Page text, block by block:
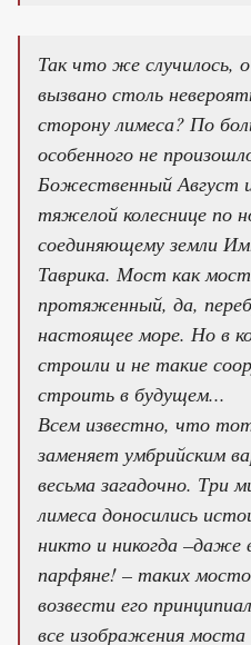
Так что же случилось,
вызвано столь
сторону лимеса? По
особенного не
Божественный Август
тяжелой колеснице по
соединяющему земли
Таврика. Мост как
протяженный, да,
настоящее море. Но в
строили и не такие
строить в будущем...
Всем известно, что
заменяет умбрийским
весьма загадочно. Три
лимеса доносились
никто и никогда –даже
парфяне! – таких
возвести его
все изображения